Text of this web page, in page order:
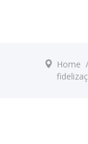
Home /